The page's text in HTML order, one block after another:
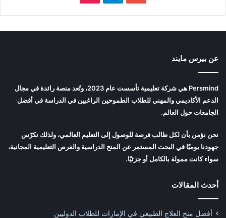
عن بيرس مايند
Persmind هي شركة تعليمية تأسست عام 2023، وتُعد منصة رائدة في مجال
الدعم الأكاديمي والمهني للطلاب الطموحين الراغبين في الدراسة في أفضل
الجامعات حول العالم.
نحن نؤمن بأن لكل طالب فرصة للوصول إلى التعليم العالمي، ولذلك نكرّس
جهودنا يوميًا في البحث المستمر عن المنح الدراسية والفرص التعليمية المجانية،
سواء كانت ممولة بالكامل أو جزئيًا.
أحدث المقالات
أفضل منح العلاج الطبيعي في الإمارات للطلاب الدوليين